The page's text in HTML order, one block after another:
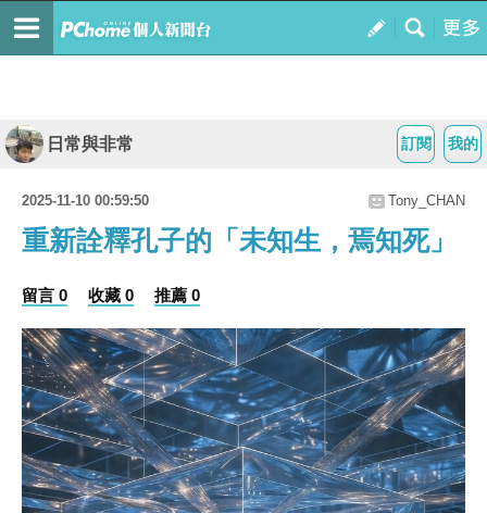
我的
訂閱
日常與非常
2025-11-10 00:59:50 Tony_CHAN
重新詮釋孔子的「未知生，焉知死」
留言 0 收藏 0 推薦 0